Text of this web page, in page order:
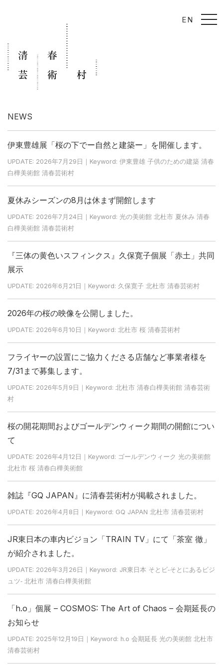
EN
t
o
n
NEWS
伊東豊雄展「桜の下でー自然と建築ー」を開催します。
UPDATE: 2026年7月29日｜Keyword: 伊東豊雄 子供のための建築 清春
白樺美術館 清春芸術村
夏休みシーズンの8月は休まず開館します
UPDATE: 2026年7月24日｜Keyword: 光の美術館 北杜市 夏休み 清春
白樺美術館 清春芸術村
『三体の黄色いスフィンクス』久保寛子個展「赤土」共同
展示
UPDATE: 2026年6月21日｜Keyword: 久保寛子 北杜市 清春芸術村
2026年の桜の映像を公開しました。
UPDATE: 2026年6月10日｜Keyword: 北杜市 桜 清春芸術村
フライヤーの設置にご協力くださる店舗など事業者様を
7/31まで募集します。
UPDATE: 2026年5月9日｜Keyword: 北杜市 清春白樺美術館 清春芸術
村
桜の開花期間およびゴールデンウィーク期間の開館につい
て
UPDATE: 2026年4月12日｜Keyword: ゴールデンウィーク 光の美術館
北杜市 桜 清春白樺美術館
雑誌『GQ JAPAN』に清春芸術村が掲載されました。
UPDATE: 2026年4月8日｜Keyword: GQ JAPAN 北杜市 清春芸術村
JR東日本の車内ビジョン「TRAIN TV」にて「茶室 徹」
が紹介されました。
UPDATE: 2026年3月26日｜Keyword: JR東日本 そとビ‐そとにあるビジ
ュツ‐ 北杜市 清春白樺美術館
「h.o」個展 – COSMOS: The Art of Chaos – 会期延長の
お知らせ
UPDATE: 2025年12月19日｜Keyword: h.o 会期延長 光の美術館 北杜市
清春芸術村